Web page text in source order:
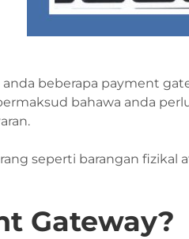
beberapa payment
bahawa anda
seperti barangan
Gateway?